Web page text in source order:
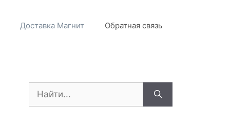
Доставка Магнит Обратная связь
Поиск: